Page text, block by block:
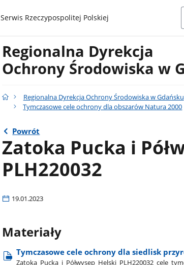
gov.pl
Serwis Rzeczypospolitej Polskiej
Regionalna Dyrekcja
Ochrony Środowiska w
Regionalna Dyrekcja Ochrony Środowiska w Gdańsku
Tymczasowe cele ochrony dla obszarów Natura 2000
Powrót
Zatoka Pucka i
PLH220032
19.01.2023
Materiały
Tymczasowe cele ochrony dla siedlisk